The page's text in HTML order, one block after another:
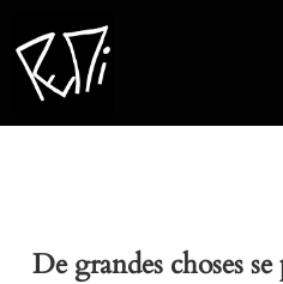
content
De grandes choses